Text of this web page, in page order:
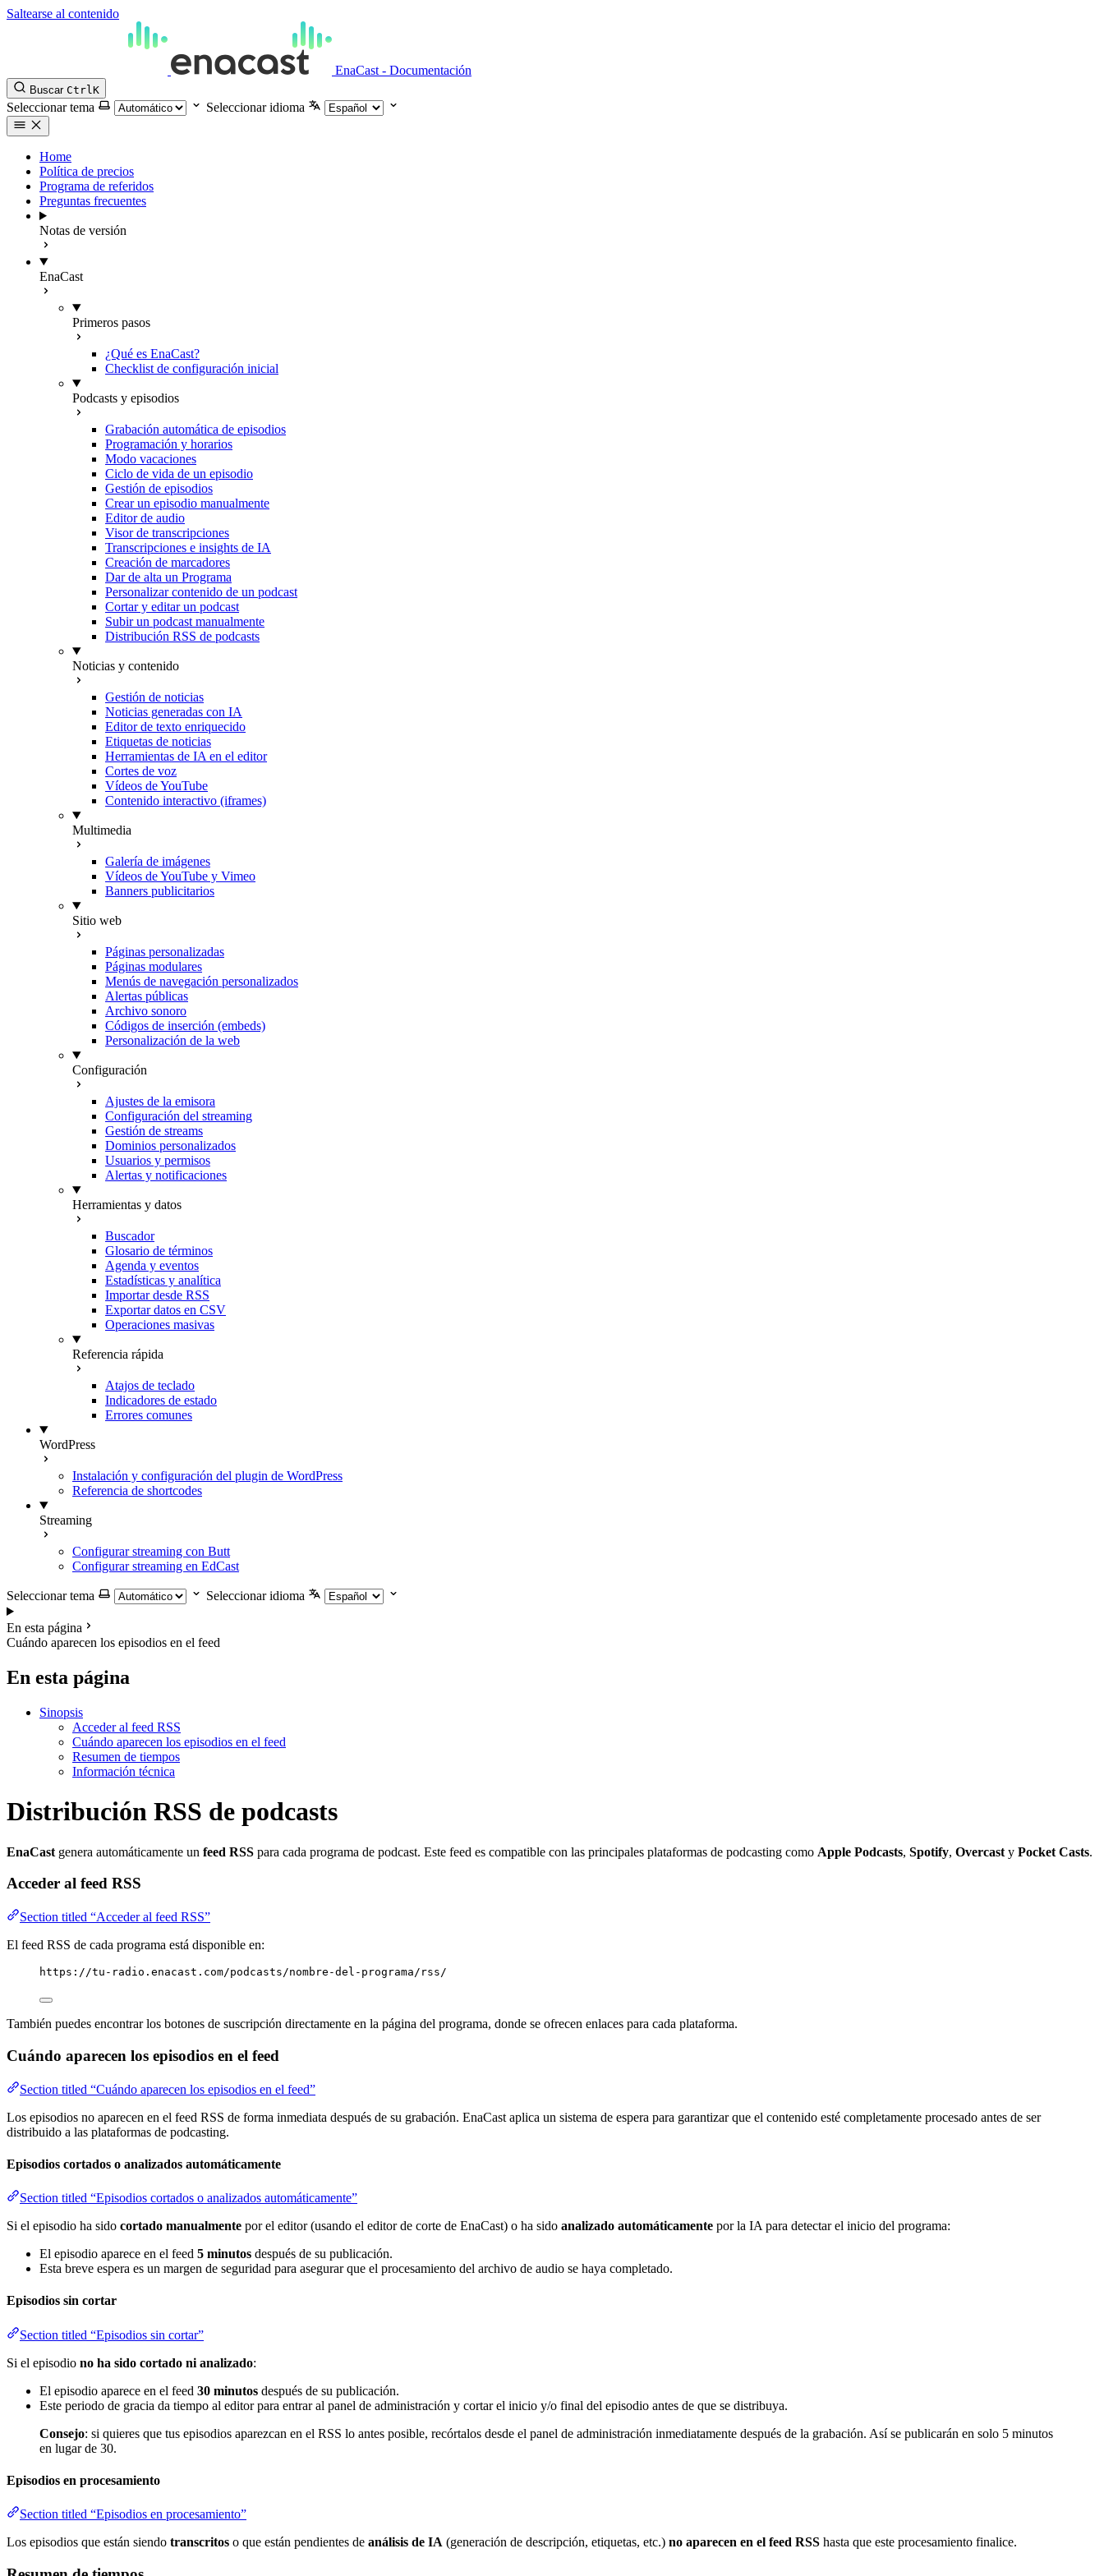
Saltearse al contenido
EnaCast - Documentación
Buscar CtrlK
Seleccionar tema Seleccionar idioma
Home
Política de precios
Programa de referidos
Preguntas frecuentes
Notas de versión
EnaCast
Primeros pasos
¿Qué es EnaCast?
Checklist de configuración inicial
Podcasts y episodios
Grabación automática de episodios
Programación y horarios
Modo vacaciones
Ciclo de vida de un episodio
Gestión de episodios
Crear un episodio manualmente
Editor de audio
Visor de transcripciones
Transcripciones e insights de IA
Creación de marcadores
Dar de alta un Programa
Personalizar contenido de un podcast
Cortar y editar un podcast
Subir un podcast manualmente
Distribución RSS de podcasts
Noticias y contenido
Gestión de noticias
Noticias generadas con IA
Editor de texto enriquecido
Etiquetas de noticias
Herramientas de IA en el editor
Cortes de voz
Vídeos de YouTube
Contenido interactivo (iframes)
Multimedia
Galería de imágenes
Vídeos de YouTube y Vimeo
Banners publicitarios
Sitio web
Páginas personalizadas
Páginas modulares
Menús de navegación personalizados
Alertas públicas
Archivo sonoro
Códigos de inserción (embeds)
Personalización de la web
Configuración
Ajustes de la emisora
Configuración del streaming
Gestión de streams
Dominios personalizados
Usuarios y permisos
Alertas y notificaciones
Herramientas y datos
Buscador
Glosario de términos
Agenda y eventos
Estadísticas y analítica
Importar desde RSS
Exportar datos en CSV
Operaciones masivas
Referencia rápida
Atajos de teclado
Indicadores de estado
Errores comunes
WordPress
Instalación y configuración del plugin de WordPress
Referencia de shortcodes
Streaming
Configurar streaming con Butt
Configurar streaming en EdCast
Seleccionar tema Seleccionar idioma
En esta página
Cuándo aparecen los episodios en el feed
En esta página
Sinopsis
Acceder al feed RSS
Cuándo aparecen los episodios en el feed
Resumen de tiempos
Información técnica
Distribución RSS de podcasts
EnaCast genera automáticamente un feed RSS para cada programa de podcast. Este feed es compatible con las principales plataformas de podcasting como Apple Podcasts, Spotify, Overcast y Pocket Casts.
Acceder al feed RSS
Section titled “Acceder al feed RSS”
El feed RSS de cada programa está disponible en:
https://tu-radio.enacast.com/podcasts/nombre-del-programa/rss/
También puedes encontrar los botones de suscripción directamente en la página del programa, donde se ofrecen enlaces para cada plataforma.
Cuándo aparecen los episodios en el feed
Section titled “Cuándo aparecen los episodios en el feed”
Los episodios no aparecen en el feed RSS de forma inmediata después de su grabación. EnaCast aplica un sistema de espera para garantizar que el contenido esté completamente procesado antes de ser
distribuido a las plataformas de podcasting.
Episodios cortados o analizados automáticamente
Section titled “Episodios cortados o analizados automáticamente”
Si el episodio ha sido cortado manualmente por el editor (usando el editor de corte de EnaCast) o ha sido analizado automáticamente por la IA para detectar el inicio del programa:
El episodio aparece en el feed 5 minutos después de su publicación.
Esta breve espera es un margen de seguridad para asegurar que el procesamiento del archivo de audio se haya completado.
Episodios sin cortar
Section titled “Episodios sin cortar”
Si el episodio no ha sido cortado ni analizado:
El episodio aparece en el feed 30 minutos después de su publicación.
Este periodo de gracia da tiempo al editor para entrar al panel de administración y cortar el inicio y/o final del episodio antes de que se distribuya.
Consejo: si quieres que tus episodios aparezcan en el RSS lo antes posible, recórtalos desde el panel de administración inmediatamente después de la grabación. Así se publicarán en solo 5 minutos
en lugar de 30.
Episodios en procesamiento
Section titled “Episodios en procesamiento”
Los episodios que están siendo transcritos o que están pendientes de análisis de IA (generación de descripción, etiquetas, etc.) no aparecen en el feed RSS hasta que este procesamiento finalice.